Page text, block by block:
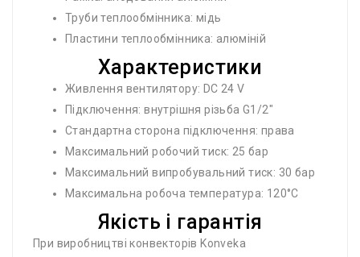
Труби теплообмінника: мідь
Пластини теплообмінника: алюміній
Характеристики
Живлення вентилятору: DC 24 V
Підключення: внутрішня різьба G1/2"
Стандартна сторона підключення: права
Максимальний робочий тиск: 25 бар
Максимальний випробувальний тиск: 30 бар
Максимальна робоча температура: 120°C
Якість і гарантія
При виробництві конвекторів Konveka